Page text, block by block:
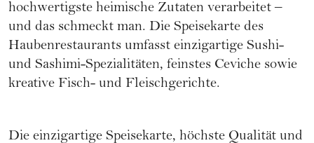
hochwertigste heimische Zutaten verarbeitet –
und das schmeckt man. Die Speisekarte des
Haubenrestaurants umfasst einzigartige Sushi-
und Sashimi-Spezialitäten, feinstes Ceviche sowie
kreative Fisch- und Fleischgerichte.
Die einzigartige Speisekarte, höchste Qualität und